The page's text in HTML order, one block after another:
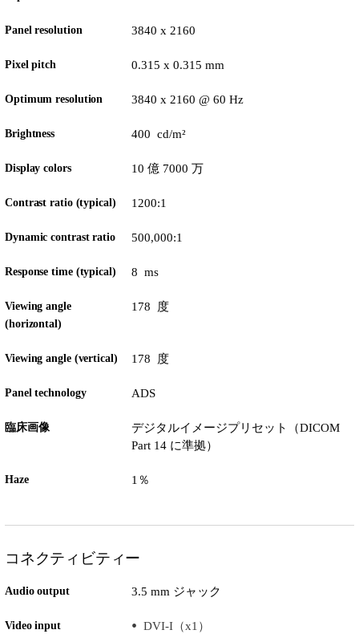
Panel resolution 3840 x 2160
Pixel pitch 0.315 x 0.315 mm
Optimum resolution 3840 x 2160 @ 60 Hz
Brightness 400 cd/m²
Display colors 10 億 7000 万
Contrast ratio (typical) 1200:1
Dynamic contrast ratio 500,000:1
Response time (typical) 8 ms
Viewing angle
(horizontal)
178 度
Viewing angle (vertical) 178 度
Panel technology ADS
臨床画像
デジタルイメージプリセット（DICOM
Part 14 に準拠）
Haze 1％
コネクティビティー
Audio output 3.5 mm ジャック
Video input
DVI-I（x1）